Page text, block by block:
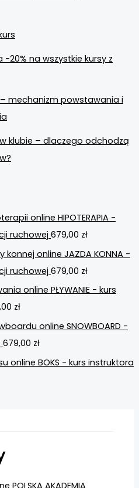
20% na wszystkie kursy z
mechanizm powstawania i
klubie – dlaczego odchodzą
HIPOTERAPIA -
ruchowej679,00 zł
JAZDA KONNA -
ruchowej679,00 zł
PŁYWANIE - kurs
zł
SNOWBOARD -
679,00 zł
BOKS - kurs instruktora